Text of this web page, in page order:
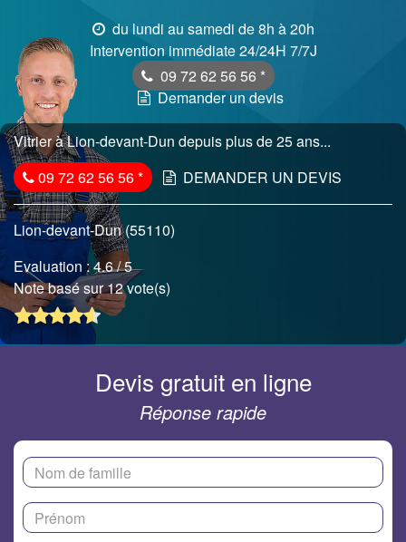
du lundi au samedi de 8h à 20h
Intervention immédiate 24/24H 7/7J
09 72 62 56 56 *
Demander un devis
Vitrier à Lion-devant-Dun depuis plus de 25 ans...
09 72 62 56 56* DEMANDER UN DEVIS
Lion-devant-Dun (55110)
Evaluation :4.6/ 5
Note basé sur 12 vote(s)
Devis gratuit en ligne
Réponse rapide